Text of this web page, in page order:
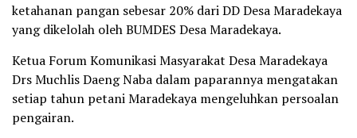
ketahanan pangan sebesar 20% dari DD Desa Maradekaya
yang dikelolah oleh BUMDES Desa Maradekaya.
Ketua Forum Komunikasi Masyarakat Desa Maradekaya
Drs Muchlis Daeng Naba dalam paparannya mengatakan
setiap tahun petani Maradekaya mengeluhkan persoalan
pengairan.